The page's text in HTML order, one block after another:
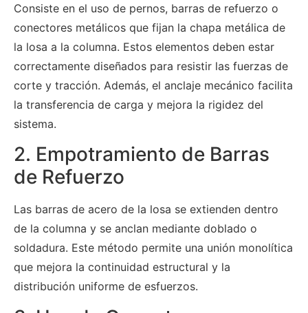
Consiste en el uso de pernos, barras de refuerzo o
conectores metálicos que fijan la chapa metálica de
la losa a la columna. Estos elementos deben estar
correctamente diseñados para resistir las fuerzas de
corte y tracción. Además, el anclaje mecánico facilita
la transferencia de carga y mejora la rigidez del
sistema.
2. Empotramiento de Barras
de Refuerzo
Las barras de acero de la losa se extienden dentro
de la columna y se anclan mediante doblado o
soldadura. Este método permite una unión monolítica
que mejora la continuidad estructural y la
distribución uniforme de esfuerzos.